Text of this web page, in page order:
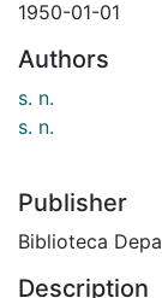
1950-01-01
Authors
s. n.
s. n.
Publisher
Biblioteca
Description